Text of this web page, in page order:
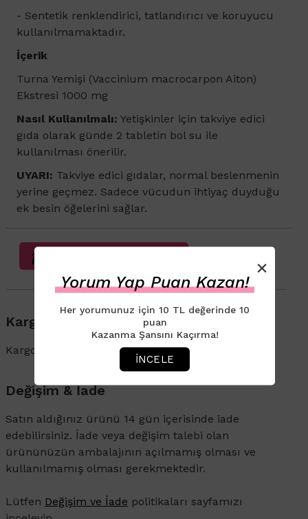
- Sentetik renklendirici, tatlandırıcı ve koruyucu
kullanılmamaktadır.
İçerik
Turna Yemişi (Vaccinium macrocarpon Aiton)
Ekstresi 1000 mg
Nasıl Kullanılmalı: Yetişkinler için takviye edici
gıda olarak günde 2 tabletin bol su ile
kullanılması önerilir.
UYARI: Takviye edici gıdalar, normal beslenmenin
yerine geçmez. Sadece vücudun ihtiyaç duyduğu
ek besin öğelerini sağlar.
Kargo & Teslimat
Kargo ve İade süreçleriyle ilgili bilgi için
Değişim & İade
Satın aldığınız ürünü 14 gün içerisinde iade
edebilirsiniz. İade veya değişim talebi olan
ürününüzün ambalajının açılmamış olması ve
kullanılmamış olması gerekmektedir.
Lütfen Değişim ve İade politikaları sayfamızı
×
Yorum Yap Puan Kazan!
Her yorumunuz için 10 TL değerinde 10
puan
Kazanma Şansını Kaçırma!
İNCELE